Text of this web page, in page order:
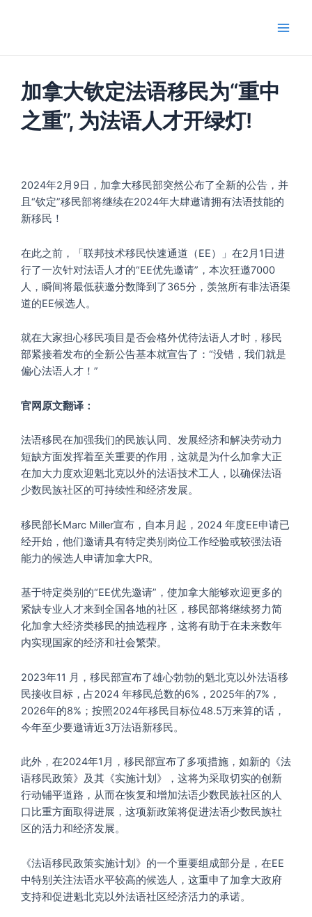
加拿大钦定法语移民为“重中
之重”, 为法语人才开绿灯!
2024年2月9日，加拿大移民部突然公布了全新的公告，并
且“钦定”移民部将继续在2024年大肆邀请拥有法语技能的
新移民！
在此之前，「联邦技术移民快速通道（EE）」在2月1日进
行了一次针对法语人才的“EE优先邀请”，本次狂邀7000
人，瞬间将最低获邀分数降到了365分，羡煞所有非法语渠
道的EE候选人。
就在大家担心移民项目是否会格外优待法语人才时，移民
部紧接着发布的全新公告基本就宣告了：“没错，我们就是
偏心法语人才！”
官网原文翻译：
法语移民在加强我们的民族认同、发展经济和解决劳动力
短缺方面发挥着至关重要的作用，这就是为什么加拿大正
在加大力度欢迎魁北克以外的法语技术工人，以确保法语
少数民族社区的可持续性和经济发展。
移民部长Marc Miller宣布，自本月起，2024 年度EE申请已
经开始，他们邀请具有特定类别岗位工作经验或较强法语
能力的候选人申请加拿大PR。
基于特定类别的“EE优先邀请”，使加拿大能够欢迎更多的
紧缺专业人才来到全国各地的社区，移民部将继续努力简
化加拿大经济类移民的抽选程序，这将有助于在未来数年
内实现国家的经济和社会繁荣。
2023年11 月，移民部宣布了雄心勃勃的魁北克以外法语移
民接收目标，占2024 年移民总数的6%，2025年的7%，
2026年的8%；按照2024年移民目标位48.5万来算的话，
今年至少要邀请近3万法语新移民。
此外，在2024年1月，移民部宣布了多项措施，如新的《法
语移民政策》及其《实施计划》，这将为采取切实的创新
行动铺平道路，从而在恢复和增加法语少数民族社区的人
口比重方面取得进展，这项新政策将促进法语少数民族社
区的活力和经济发展。
《法语移民政策实施计划》的一个重要组成部分是，在EE
中特别关注法语水平较高的候选人，这重申了加拿大政府
支持和促进魁北克以外法语社区经济活力的承诺。